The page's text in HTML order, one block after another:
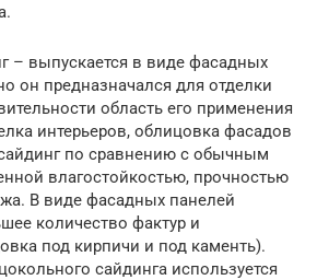
– выпускается в виде фасадных
он предназначался для отделки
область его применения
интерьеров, облицовка фасадов
по сравнению с обычным
влагостойкостью, прочностью
В виде фасадных панелей
количество фактур и
под кирпичи и под каменть).
сайдинга используется